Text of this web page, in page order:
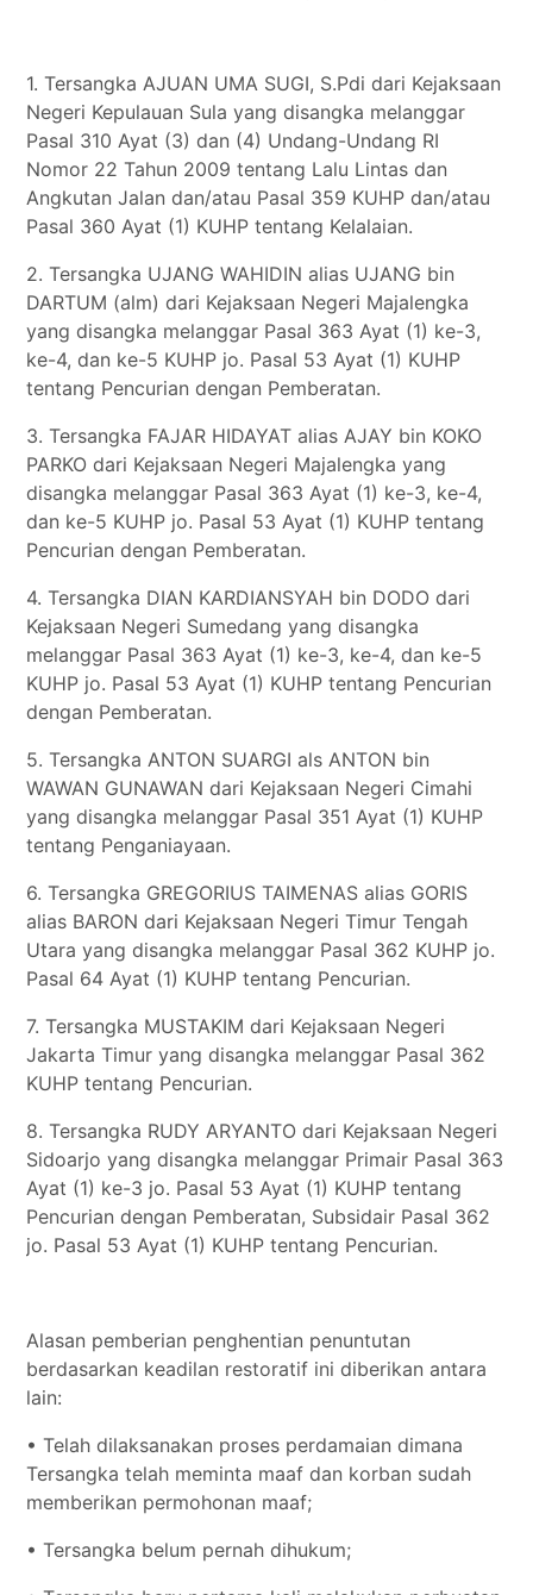
1. Tersangka AJUAN UMA SUGI, S.Pdi dari Kejaksaan
Negeri Kepulauan Sula yang disangka melanggar
Pasal 310 Ayat (3) dan (4) Undang-Undang RI
Nomor 22 Tahun 2009 tentang Lalu Lintas dan
Angkutan Jalan dan/atau Pasal 359 KUHP dan/atau
Pasal 360 Ayat (1) KUHP tentang Kelalaian.
2. Tersangka UJANG WAHIDIN alias UJANG bin
DARTUM (alm) dari Kejaksaan Negeri Majalengka
yang disangka melanggar Pasal 363 Ayat (1) ke-3,
ke-4, dan ke-5 KUHP jo. Pasal 53 Ayat (1) KUHP
tentang Pencurian dengan Pemberatan.
3. Tersangka FAJAR HIDAYAT alias AJAY bin KOKO
PARKO dari Kejaksaan Negeri Majalengka yang
disangka melanggar Pasal 363 Ayat (1) ke-3, ke-4,
dan ke-5 KUHP jo. Pasal 53 Ayat (1) KUHP tentang
Pencurian dengan Pemberatan.
4. Tersangka DIAN KARDIANSYAH bin DODO dari
Kejaksaan Negeri Sumedang yang disangka
melanggar Pasal 363 Ayat (1) ke-3, ke-4, dan ke-5
KUHP jo. Pasal 53 Ayat (1) KUHP tentang Pencurian
dengan Pemberatan.
5. Tersangka ANTON SUARGI als ANTON bin
WAWAN GUNAWAN dari Kejaksaan Negeri Cimahi
yang disangka melanggar Pasal 351 Ayat (1) KUHP
tentang Penganiayaan.
6. Tersangka GREGORIUS TAIMENAS alias GORIS
alias BARON dari Kejaksaan Negeri Timur Tengah
Utara yang disangka melanggar Pasal 362 KUHP jo.
Pasal 64 Ayat (1) KUHP tentang Pencurian.
7. Tersangka MUSTAKIM dari Kejaksaan Negeri
Jakarta Timur yang disangka melanggar Pasal 362
KUHP tentang Pencurian.
8. Tersangka RUDY ARYANTO dari Kejaksaan Negeri
Sidoarjo yang disangka melanggar Primair Pasal 363
Ayat (1) ke-3 jo. Pasal 53 Ayat (1) KUHP tentang
Pencurian dengan Pemberatan, Subsidair Pasal 362
jo. Pasal 53 Ayat (1) KUHP tentang Pencurian.
Alasan pemberian penghentian penuntutan
berdasarkan keadilan restoratif ini diberikan antara
lain:
• Telah dilaksanakan proses perdamaian dimana
Tersangka telah meminta maaf dan korban sudah
memberikan permohonan maaf;
• Tersangka belum pernah dihukum;